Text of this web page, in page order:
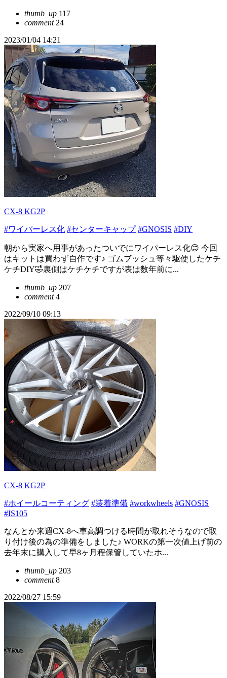
thumb_up 117
comment24
2023/01/04 14:21
CX-8 KG2P
#ワイパーレス化 #センターキャップ #GNOSIS #DIY
朝から実家へ用事があったついでにワイパーレス化😊 今回
はキットは買わず自作です♪ ゴムブッシュ等々駆使したケチ
ケチDIY🤣裏側はケチケチですが表は数年前に...
thumb_up 207
comment4
2022/09/10 09:13
CX-8 KG2P
#ホイールコーティング #装着準備 #workwheels #GNOSIS
#IS105
なんとか来週CX-8へ車高調つける時間が取れそうなので取
り付け後の為の準備をしました♪ WORKの第一次値上げ前の
去年末に購入して早8ヶ月程保管していたホ...
thumb_up 203
comment8
2022/08/27 15:59